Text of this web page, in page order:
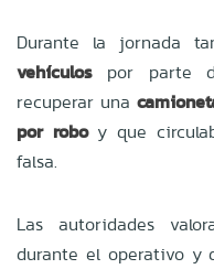
Durante la jornada
vehículos por parte
recuperar una
por roboy que
falsa.
Las autoridades
durante el operativo y